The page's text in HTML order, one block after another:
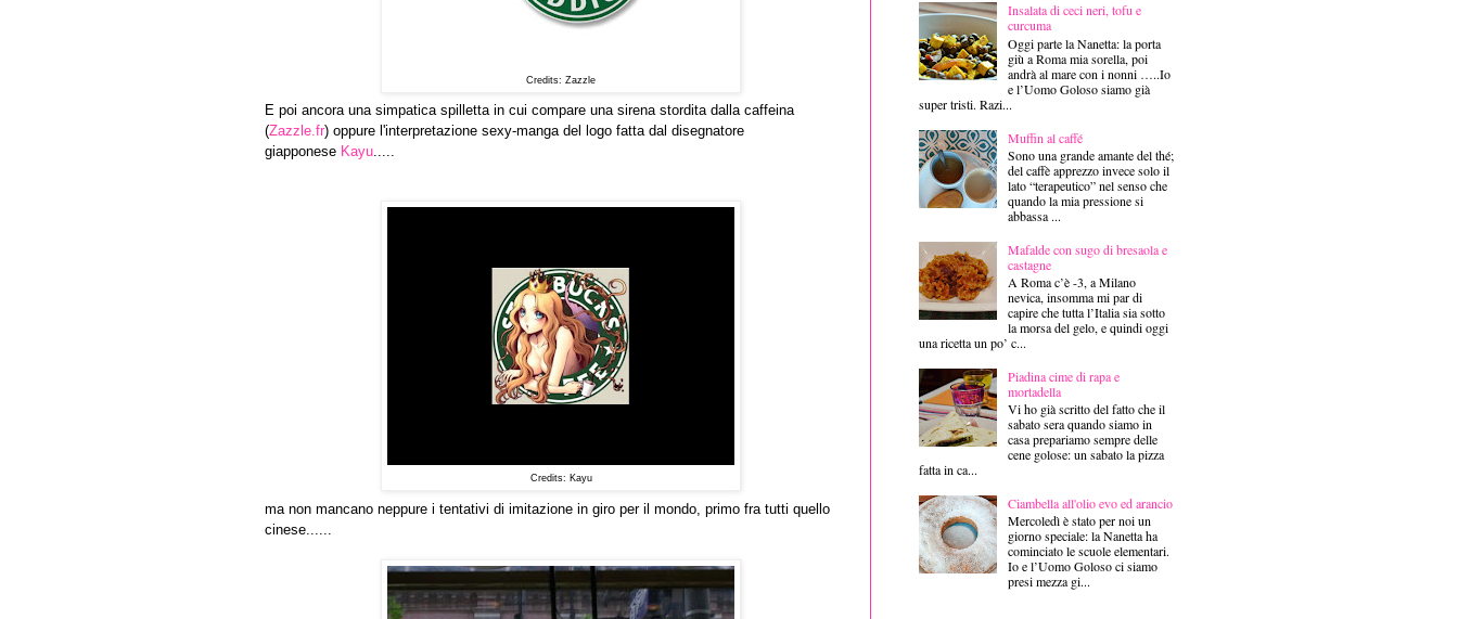
Credits: Zazzle
E poi ancora una simpatica spilletta in cui compare una sirena stordita dalla caffeina
(Zazzle.fr) oppure l'interpretazione sexy-manga del logo fatta dal disegnatore
giapponese Kayu.....
Credits: Kayu
ma non mancano neppure i tentativi di imitazione in giro per il mondo, primo fra tutti quello
cinese......
Insalata di ceci neri, tofu e
curcuma
Oggi parte la Nanetta: la porta
giù a Roma mia sorella, poi
andrà al mare con i nonni …..Io
e l’Uomo Goloso siamo già
super tristi. Razi...
Muffin al caffé
Sono una grande amante del thé;
del caffè apprezzo invece solo il
lato “terapeutico” nel senso che
quando la mia pressione si
abbassa ...
Mafalde con sugo di bresaola e
castagne
A Roma c’è -3, a Milano
nevica, insomma mi par di
capire che tutta l’Italia sia sotto
la morsa del gelo, e quindi oggi
una ricetta un po’ c...
Piadina cime di rapa e
mortadella
Vi ho già scritto del fatto che il
sabato sera quando siamo in
casa prepariamo sempre delle
cene golose: un sabato la pizza
fatta in ca...
Ciambella all'olio evo ed arancio
Mercoledì è stato per noi un
giorno speciale: la Nanetta ha
cominciato le scuole elementari.
Io e l’Uomo Goloso ci siamo
presi mezza gi...